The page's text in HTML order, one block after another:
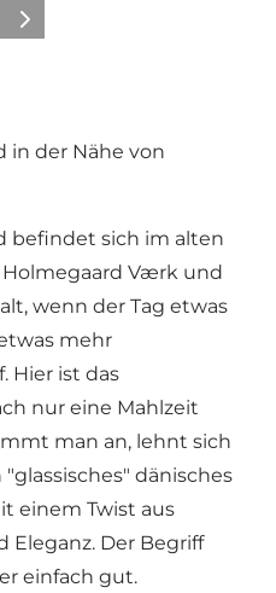
Weiter
in der Nähe von
befindet sich im alten
Værk und
wenn der Tag etwas
mehr
Hier ist das
nur eine Mahlzeit
man an, lehnt sich
dänisches
einem Twist aus
Eleganz. Der Begriff
einfach gut.